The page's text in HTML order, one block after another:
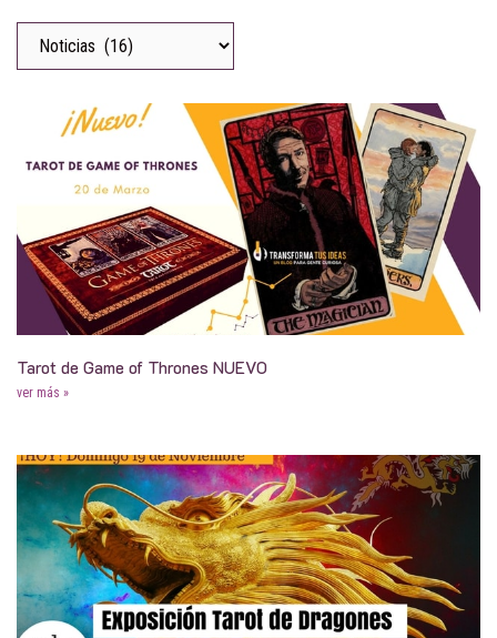
Tarot de Game of Thrones NUEVO
ver más »